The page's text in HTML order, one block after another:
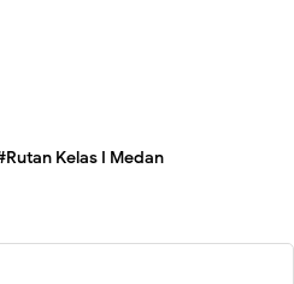
Kelas I Medan